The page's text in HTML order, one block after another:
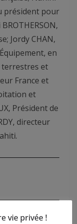
président pour
Jordy CHAN,
en
terrestres et
France et
et
Président de
directeur
vie privée !